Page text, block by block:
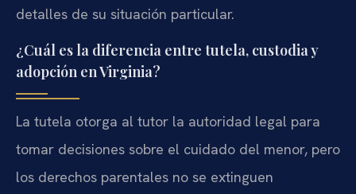
detalles de su situación particular.
¿Cuál es la diferencia entre tutela, custodia y
adopción en Virginia?
La tutela otorga al tutor la autoridad legal para
tomar decisiones sobre el cuidado del menor, pero
los derechos parentales no se extinguen